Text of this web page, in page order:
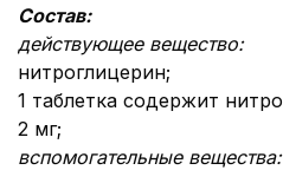
Состав:
действующее вещество:
нитроглицерин;
1 таблетка содержит
2 мг;
вспомогательные